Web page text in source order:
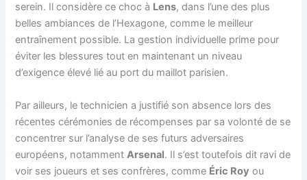
serein. Il considère ce choc à Lens, dans l’une des plus
belles ambiances de l’Hexagone, comme le meilleur
entraînement possible. La gestion individuelle prime pour
éviter les blessures tout en maintenant un niveau
d’exigence élevé lié au port du maillot parisien.
Par ailleurs, le technicien a justifié son absence lors des
récentes cérémonies de récompenses par sa volonté de se
concentrer sur l’analyse de ses futurs adversaires
européens, notamment Arsenal. Il s’est toutefois dit ravi de
voir ses joueurs et ses confrères, comme Éric Roy ou